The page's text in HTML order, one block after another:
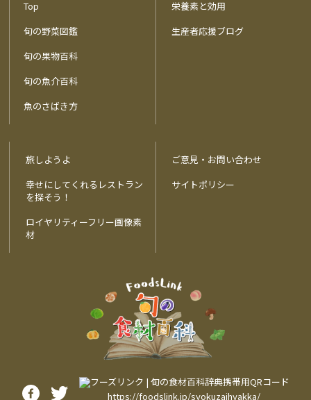
Top
旬の野菜図鑑
旬の果物百科
旬の魚介百科
魚のさばき方
栄養素と効用
生産者応援ブログ
旅しようよ
幸せにしてくれるレストラン
を探そう！
ロイヤリティーフリー画像素
材
ご意見・お問い合わせ
サイトポリシー
https://foodslink.jp/syokuzaihyakka/